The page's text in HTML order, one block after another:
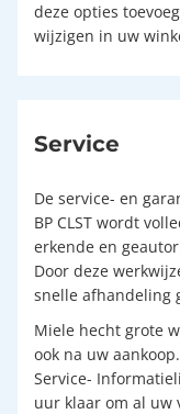
deze opties
wijzigen in uw
Service
De service- en
BP CLST wordt
erkende en
Door deze
snelle afhandeling
Miele hecht grote
ook na uw
Service-
uur klaar om al uw